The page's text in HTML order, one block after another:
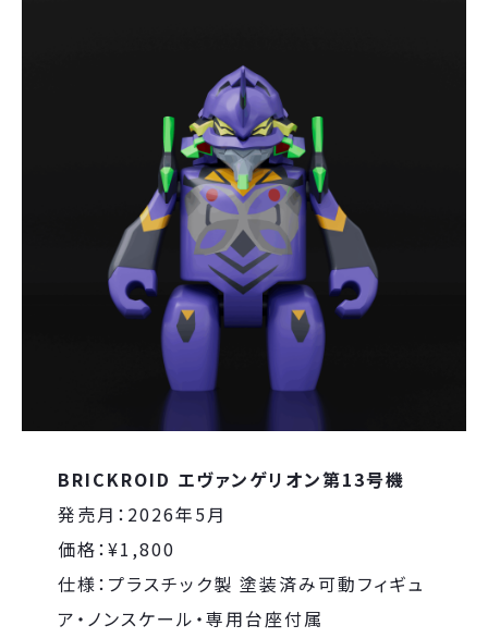
BRICKROID エヴァンゲリオン第13号機
発売月：2026年5月
価格：¥1,800
仕様：プラスチック製 塗装済み可動フィギュ
ア・ノンスケール・専用台座付属